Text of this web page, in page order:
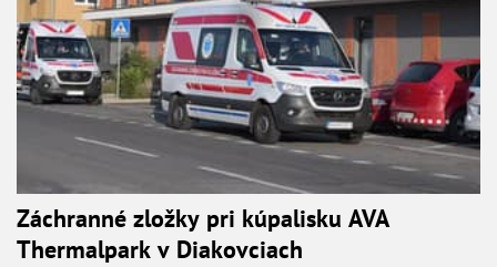
Záchranné zložky pri kúpalisku AVA
Thermalpark v Diakovciach